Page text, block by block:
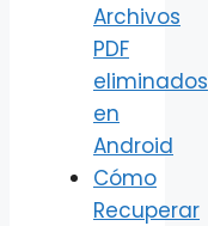
Archivos
PDF
eliminados
en
Android
Cómo
Recuperar